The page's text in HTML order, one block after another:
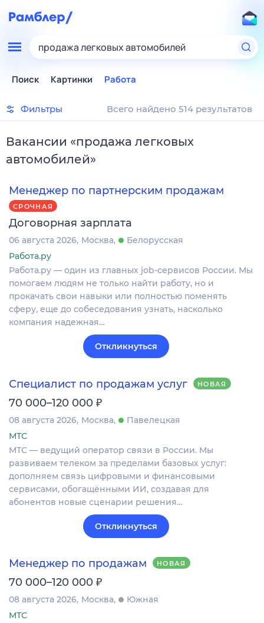
продажа легковых автомобилей
Поиск Картинки Работа
Фильтры Всего найдено 514 результатов
Вакансии «продажа легковых
автомобилей»
Менеджер по партнерским продажам
СРОЧНАЯ
Договорная зарплата
06 августа 2026 Москва
Белорусская
Работа.ру
Работа.ру — один из главных job-сервисов России. Мы
помогаем людям не только найти работу, но и
прокачать свои навыки или полностью поменять
сферу, еще до собеседования узнать, насколько
компания надежная…
Откликнуться
Специалист по продажам услуг НОВАЯ
70 000–120 000 ₽
08 августа 2026 Москва
Павелецкая
МТС
МТС — ведущий оператор связи в России. Мы
развиваем телеком за пределами базовых услуг:
дополняем связь цифровыми и финансовыми
сервисами, обогащёнными ИИ, создавая для
абонентов новые сценарии решения…
Откликнуться
Менеджер по продажам НОВАЯ
70 000–120 000 ₽
08 августа 2026 Москва
Южная
МТС